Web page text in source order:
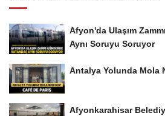
Afyon'da Ulaşım
Aynı Soruyu Soruyor
Antalya Yolunda Mola
Afyonkarahisar